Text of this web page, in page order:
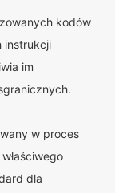
kodów
instrukcji
im
w proces
dla